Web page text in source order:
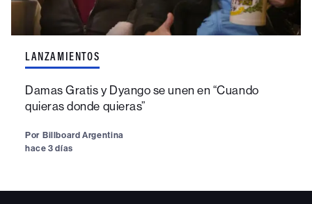
LANZAMIENTOS
Damas Gratis y Dyango se unen en “Cuando
quieras donde quieras”
Por Billboard Argentina
hace 3 días